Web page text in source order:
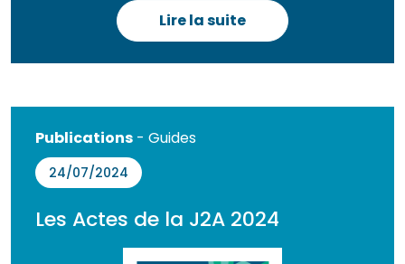
Lire la suite
Publications- Guides
24/07/2024
Les Actes de la J2A 2024